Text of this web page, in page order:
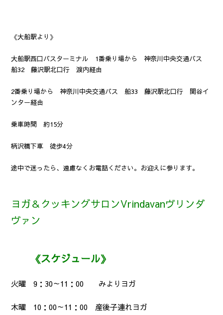
《大船駅より》
大船駅西口バスターミナル 1番乗り場から 神奈川中央交通バス
船32 藤沢駅北口行 渡内経由
2番乗り場から 神奈川中央交通バス 船33 藤沢駅北口行 関谷イ
ンター経由
乗車時間 約15分
柄沢橋下車 徒歩4分
途中で迷ったら、遠慮なくお電話ください。お迎えに参ります。
ヨガ＆クッキングサロンVrindavanヴリンダ
ヴァン
《スケジュール》
火曜 9：30～11：00 みよりヨガ
木曜 10：00～11：00 産後子連れヨガ